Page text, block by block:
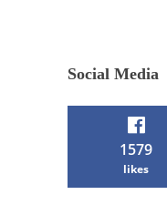
Social Media
1579
likes